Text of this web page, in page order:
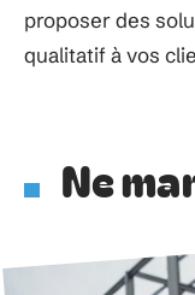
proposer des
qualitatif à vos
Ne